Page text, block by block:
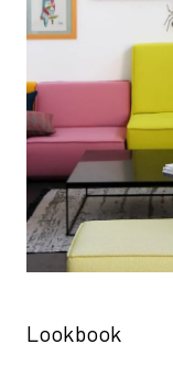
Lookbook